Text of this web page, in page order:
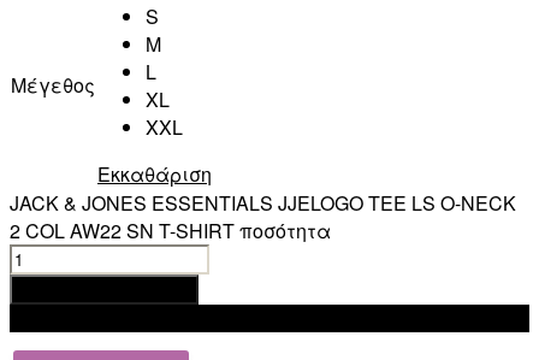
Μέγεθος
S
M
L
XL
XXL
Εκκαθάριση
JACK & JONES ESSENTIALS JJELOGO TEE LS O-NECK
2 COL AW22 SN T-SHIRT ποσότητα